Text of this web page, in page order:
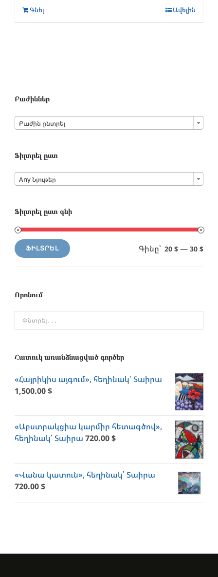
Գնել Ավելին
Բաժիններ
Բաժին ընտրել
Ֆիլտրել ըստ
Any Նյութեր
Ֆիլտրել ըստ գնի
Min
MaxՖԻԼՏՐԵԼ Գինը՝ 20 $ — 30 $
Որոնում
Հատուկ առանձնացված գործեր
«Հայրիկիս այգում», հեղինակ՝ Տաիրա
1,500.00$
«Աբստրակցիա կարմիր հետագծով»,
հեղինակ՝ Տաիրա 720.00$
«Վանա կատուն», հեղինակ՝ Տաիրա
720.00$